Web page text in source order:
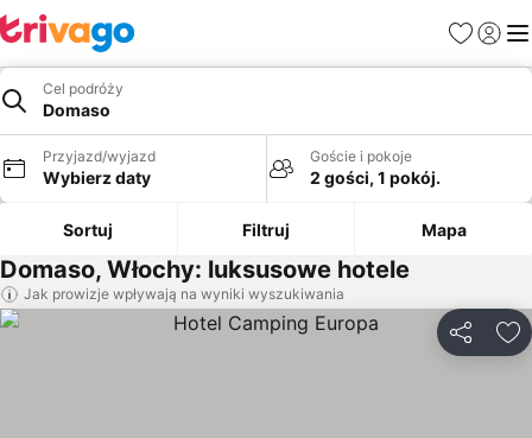
Ulubione
Cel podróży
Domaso
Przyjazd/wyjazd
Wybierz daty
Goście i pokoje
2 gości, 1 pokój.
Sortuj Filtruj Mapa
Domaso, Włochy: luksusowe hotele
Jak prowizje wpływają na wyniki wyszukiwania